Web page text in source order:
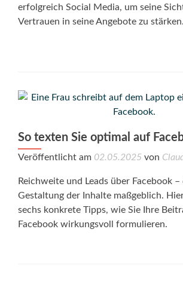
erfolgreich Social Media, um seine
Vertrauen in seine Angebote zu stärken.
So texten Sie optimal auf
Veröffentlicht am 02.05.2025 von
Reichweite und Leads über Facebook
Gestaltung der Inhalte maßgeblich.
sechs konkrete Tipps, wie Sie Ihre
Facebook wirkungsvoll formulieren.